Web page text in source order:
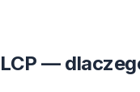
LCP —